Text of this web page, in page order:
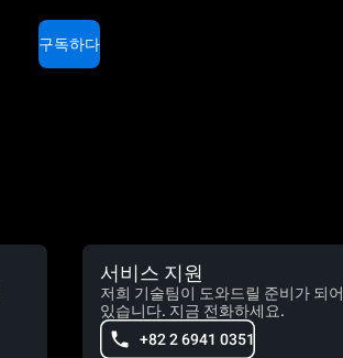
구독하다
서비스 지원
저희 기술팀이 도와드릴 준비가 되어
있습니다. 지금 전화하세요.
+82 2 6941 0351